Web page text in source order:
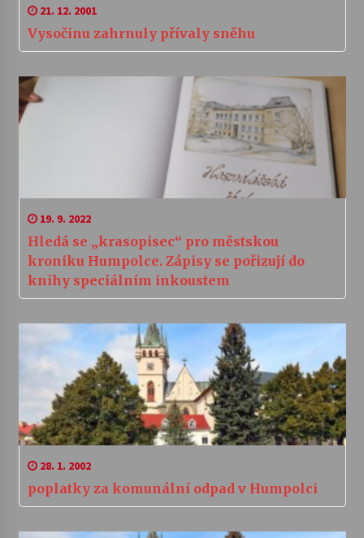
21. 12. 2001
Vysočinu zahrnuly přívaly sněhu
19. 9. 2022
Hledá se „krasopisec“ pro městskou
kroniku Humpolce. Zápisy se pořizují do
knihy speciálním inkoustem
28. 1. 2002
poplatky za komunální odpad v Humpolci